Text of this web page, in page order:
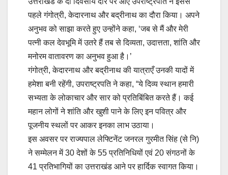
पहले गंगोत्री, केदारनाथ और बद्रीनाथ का दौरा किया। अपने
अनुभव को साझा करते हुए उन्होंने कहा, ‘जब से मैं और मेरी
पत्नी कल देवभूमि में उतरे हैं तब से दिव्यता, उदात्तता, शांति और
मनोरम वातावरण का अनुभव हुआ है।’
गंगोत्री, केदारनाथ और बद्रीनाथ की यात्राएँ उनकी यादों में
हमेशा बनी रहेंगी, उपराष्ट्रपति ने कहा, “ये दिव्य स्थान हमारी
सभ्यता के लोकाचार और सार को प्रतिबिंबित करते हैं। कई
महान लोगों ने शांति और खुशी पाने के लिए इन पवित्र और
पूजनीय स्थलों पर आकर इनका लाभ उठाया।
इस अवसर पर राज्यपाल लेफ्टिनेंट जनरल गुरमीत सिंह (से नि)
ने सम्मेलन में 30 देशों के 55 प्रतिनिधियों एवं 20 संगठनों के
41 प्रतिभागियों का उत्तराखंड आने पर हार्दिक स्वागत किया।